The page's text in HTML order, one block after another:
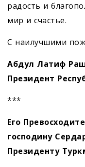
радость и
мир и счастье.
С наилучшими
Абдул Латиф
Президент
***
Его
господину
Президенту